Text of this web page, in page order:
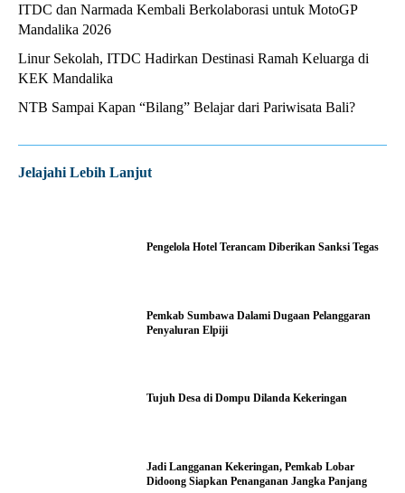
ITDC dan Narmada Kembali Berkolaborasi untuk MotoGP
Mandalika 2026
Linur Sekolah, ITDC Hadirkan Destinasi Ramah Keluarga di
KEK Mandalika
NTB Sampai Kapan “Bilang” Belajar dari Pariwisata Bali?
Jelajahi Lebih Lanjut
Pengelola Hotel Terancam Diberikan Sanksi Tegas
Pemkab Sumbawa Dalami Dugaan Pelanggaran
Penyaluran Elpiji
Tujuh Desa di Dompu Dilanda Kekeringan
Jadi Langganan Kekeringan, Pemkab Lobar
Didoong Siapkan Penanganan Jangka Panjang